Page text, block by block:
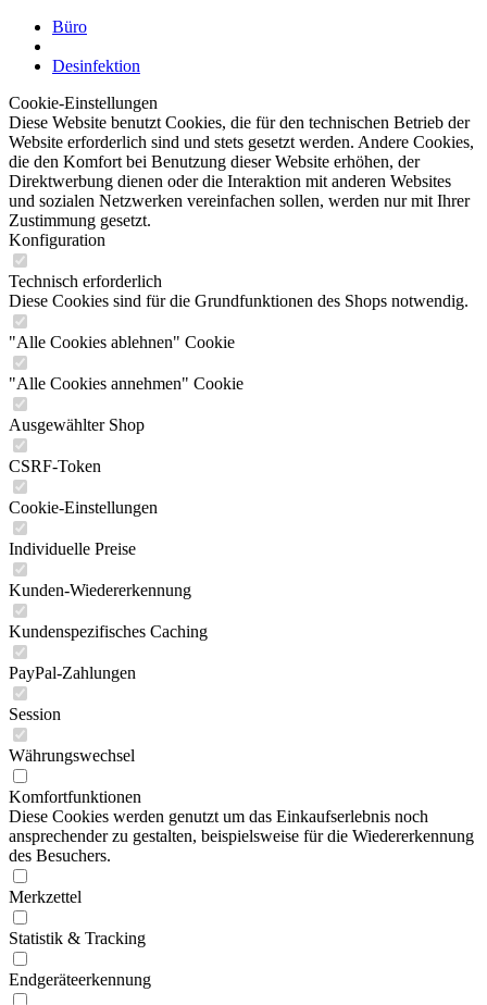
Büro
Desinfektion
Cookie-Einstellungen
Diese Website benutzt Cookies, die für den technischen Betrieb der
Website erforderlich sind und stets gesetzt werden. Andere Cookies,
die den Komfort bei Benutzung dieser Website erhöhen, der
Direktwerbung dienen oder die Interaktion mit anderen Websites
und sozialen Netzwerken vereinfachen sollen, werden nur mit Ihrer
Zustimmung gesetzt.
Konfiguration
Technisch erforderlich
Diese Cookies sind für die Grundfunktionen des Shops notwendig.
"Alle Cookies ablehnen" Cookie
"Alle Cookies annehmen" Cookie
Ausgewählter Shop
CSRF-Token
Cookie-Einstellungen
Individuelle Preise
Kunden-Wiedererkennung
Kundenspezifisches Caching
PayPal-Zahlungen
Session
Währungswechsel
Komfortfunktionen
Diese Cookies werden genutzt um das Einkaufserlebnis noch
ansprechender zu gestalten, beispielsweise für die Wiedererkennung
des Besuchers.
Merkzettel
Statistik & Tracking
Endgeräteerkennung